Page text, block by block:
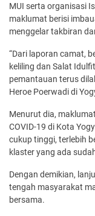
MUI serta organisasi
maklumat berisi
menggelar takbiran
“Dari laporan camat,
keliling dan Salat
pemantauan terus
Heroe Poerwadi di
Menurut dia,
COVID-19 di Kota
cukup tinggi, terlebih
klaster yang ada
Dengan demikian,
tengah masyarakat
bersama.